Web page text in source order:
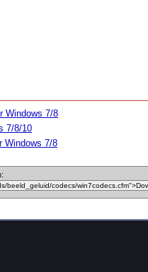
Windows 7/8
7/8/10
Windows 7/8